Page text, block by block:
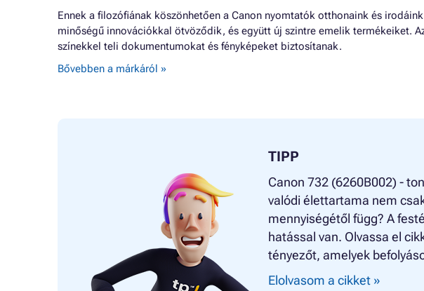
Ennek a filozófiának köszönhetően a Canon nyomtatók otthonaink és
minőségű innovációkkal ötvöződik, és együtt új szintre emelik termékeiket.
színekkel teli dokumentumokat és fényképeket biztosítanak.
Bővebben a márkáról »
TIPP
Canon 732 (6260B002) -
valódi élettartama nem
mennyiségétől függ? A
hatással van. Olvassa el
tényezőt, amelyek
Elolvasom a cikket »